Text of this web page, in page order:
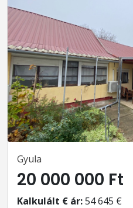
Gyula
20 000 000 Ft
Kalkulált € ár:54 645 €